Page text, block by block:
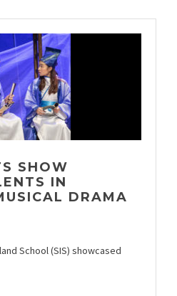
SHOW
IN
DRAMA
School (SIS) showcased